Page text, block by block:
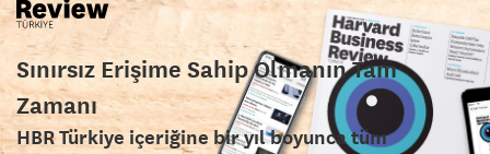
Sınırsız Erişime Sahip Olmanın Tam
Zamanı
HBR Türkiye içeriğine bir yıl boyunca tüm